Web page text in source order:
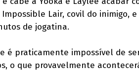
Lair, covil do inimigo,
de jogatina.
é praticamente impossível de
o que provavelmente